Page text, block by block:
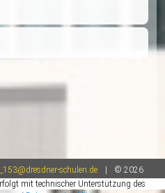
Stadt Dresden finden Sie
auch in einfacher
de/leben/schulen/faq/